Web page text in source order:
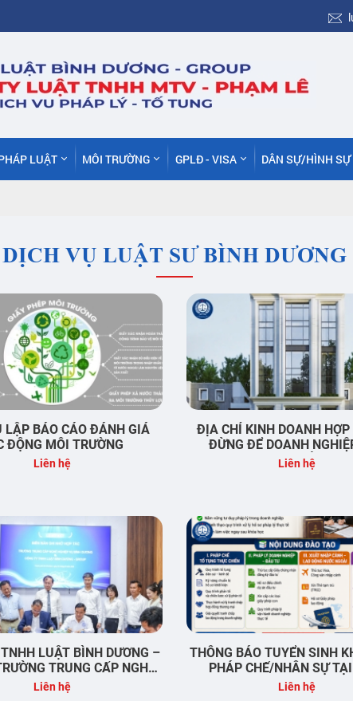
LUẬT MÔI TRƯỜNG GPLĐ - VISA DÂN SỰ/HÌNH SỰ
DỊCH VỤ LUẬT SƯ BÌNH DƯƠNG
LẬP BÁO CÁO ĐÁNH GIÁ
ĐỘNG MÔI TRƯỜNG
Liên hệ
ĐỊA CHỈ KINH DOANH
ĐỪNG ĐỂ DOANH
THÀNH LẬP GẶP RỦI RO
Liên hệ
LUẬT BÌNH DƯƠNG –
TRUNG CẤP NGHỀ
VỤ BÌNH DƯƠNG & VIỆN
Liên hệ
THÔNG BÁO TUYỂN SINH
PHÁP CHẾ/NHÂN SỰ
DƯƠNG
Liên hệ